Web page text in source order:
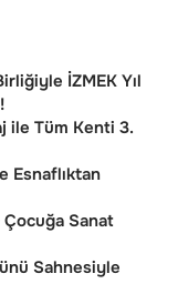
İZMEK Yıl
ile Tüm Kenti 3.
Esnaflıktan
Sanat
Sahnesiyle